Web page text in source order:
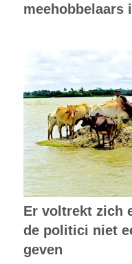
meehobbelaars
Er voltrekt zich
de politici niet
geven